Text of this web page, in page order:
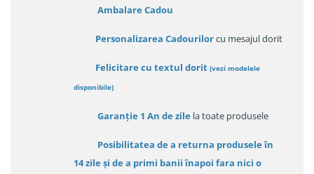
Ambalare Cadou
Personalizarea Cadourilorcu mesajul dorit
Felicitare cu textul dorit (vezi modelele
disponibile)
Garanție 1 An de zile la toate produsele
Posibilitatea de a returna produsele în
14 zileși de a primi banii înapoi fara nici o